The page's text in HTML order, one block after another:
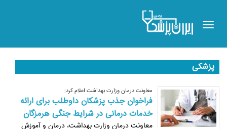
Toggle
navigation
پزشکی
معاونت درمان وزارت بهداشت اعلام کرد:
فراخوان جذب پزشکان داوطلب برای ارائه
خدمات درمانی در شرایط جنگی هرمزگان
معاونت درمان وزارت بهداشت، درمان و آموزش